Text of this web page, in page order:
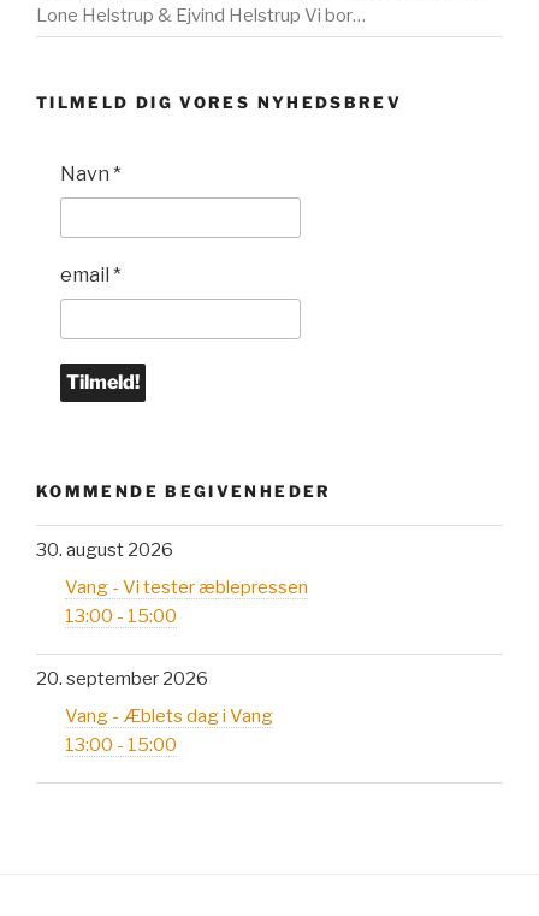
Lone Helstrup & Ejvind Helstrup Vi bor…
TILMELD DIG VORES NYHEDSBREV
Navn *
email *
KOMMENDE BEGIVENHEDER
30. august 2026
Vang - Vi tester æblepressen
13:00 - 15:00
20. september 2026
Vang - Æblets dag i Vang
13:00 - 15:00